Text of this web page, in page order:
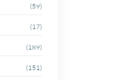
(59)
(17)
(189)
(151)